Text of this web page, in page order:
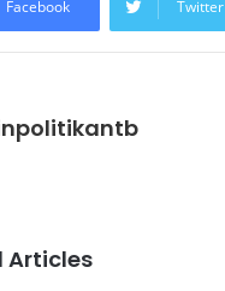
Facebook Twitter
Articles